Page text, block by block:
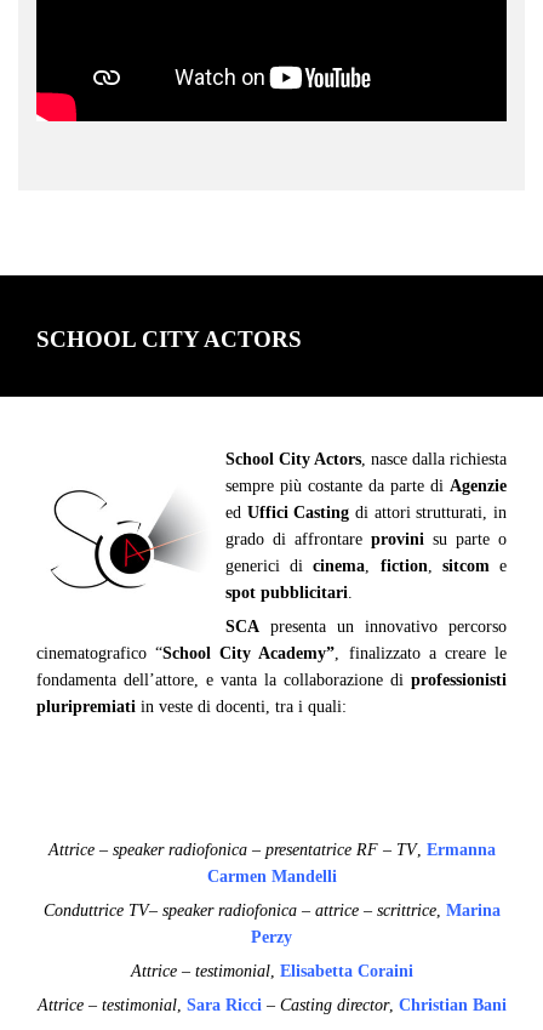
SCHOOL CITY ACTORS
School City Actors, nasce dalla richiesta
sempre più costante da parte di Agenzie
ed Uffici Casting di attori strutturati, in
grado di affrontare provini su parte o
generici dicinema, fiction, sitcome
spot pubblicitari.
SCA presenta un innovativo percorso
cinematografico “School City Academy”, finalizzato a creare le
fondamenta dell’attore, e vanta la collaborazione di professionisti
pluripremiati in veste di docenti, tra i quali:
Attrice – speaker radiofonica – presentatrice RF – TV, Ermanna
Carmen Mandelli
Conduttrice TV– speaker radiofonica – attrice – scrittrice, Marina
Perzy
Attrice – testimonial, Elisabetta Coraini
Attrice – testimonial, Sara Ricci – Casting director, Christian Bani